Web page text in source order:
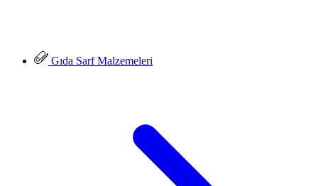
Gıda Sarf Malzemeleri